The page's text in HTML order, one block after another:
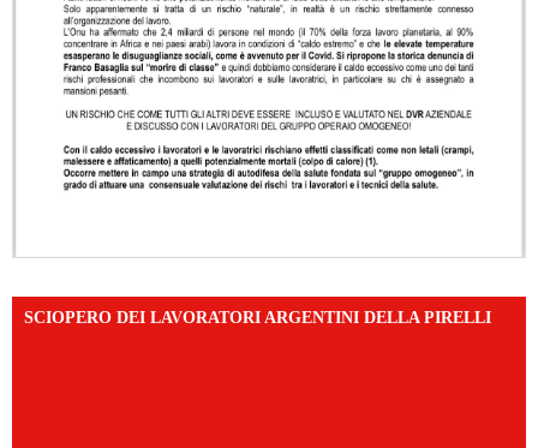
SCIOPERO DEI LAVORATORI ARGENTINI DELLA PIRELLI